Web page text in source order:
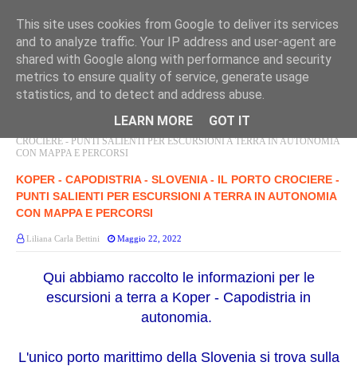
CROCIERE - PUNTI SALIENTI PER ESCURSIONI A TERRA IN AUTONOMIA
CON MAPPA E PERCORSI
KOPER - CAPODISTRIA - SLOVENIA - IL PORTO CROCIERE -
PUNTI SALIENTI PER ESCURSIONI A TERRA IN AUTONOMIA
CON MAPPA E PERCORSI
Liliana Carla Bettini Maggio 22, 2022
Qui abbiamo raccolto le informazioni per le
escursioni a terra a Koper - Capodistria in
autonomia.
L'unico porto marittimo della Slovenia si trova sulla
This site uses cookies from Google to deliver its services
and to analyze traffic. Your IP address and user-agent are
shared with Google along with performance and security
metrics to ensure quality of service, generate usage
statistics, and to detect and address abuse.
LEARN MORE
GOT IT